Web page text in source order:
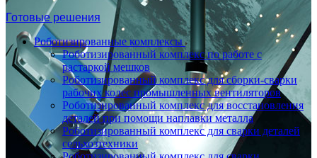
Готовые решения
Роботизированные комплексы
Роботизированный комплекс по работе с
растаркой мешков
Роботизированный комплекс для сборки-сварки
рабочих колес промышленных вентиляторов
Роботизированный комплекс для восстановления
деталей при помощи наплавки металла
Роботизированный комплекс для сварки деталей
сельхозтехники